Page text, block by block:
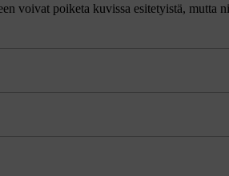
voivat poiketa kuvissa esitetyistä, mutta